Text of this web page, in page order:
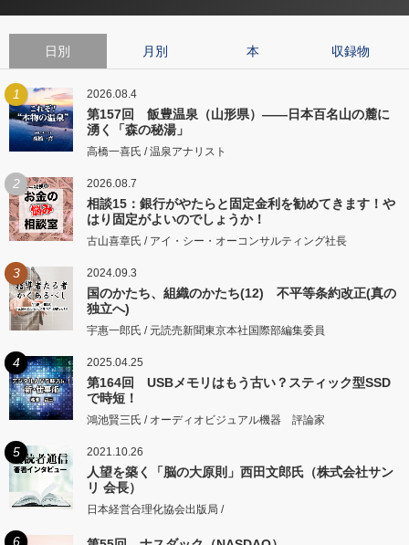
日別 月別 本 収録物
1 2026.08.4
第157回 飯豊温泉（山形県）――日本百名山の麓に
湧く「森の秘湯」
高橋一喜氏 / 温泉アナリスト
2 2026.08.7
相談15：銀行がやたらと固定金利を勧めてきます！や
はり固定がよいのでしょうか！
古山喜章氏 / アイ・シー・オーコンサルティング社長
3 2024.09.3
国のかたち、組織のかたち(12) 不平等条約改正(真の
独立へ)
宇惠一郎氏 / 元読売新聞東京本社国際部編集委員
4 2025.04.25
第164回 USBメモリはもう古い？スティック型SSD
で時短！
鴻池賢三氏 / オーディオビジュアル機器 評論家
5 2021.10.26
人望を築く「脳の大原則」西田文郎氏（株式会社サン
リ 会長）
日本経営合理化協会出版局 /
6